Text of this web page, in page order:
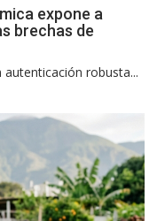
expone a
brechas de
robusta...